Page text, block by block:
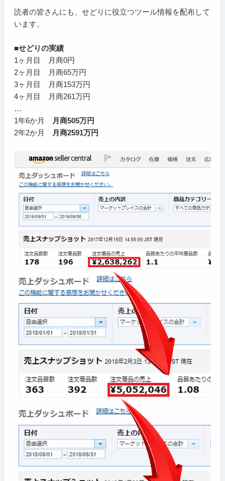
読者の皆さんにも、せどりに役立つツール情報を配布して
います。
■せどりの実績
1ヶ月目 月商0円
2ヶ月目 月商65万円
3ヶ月目 月商153万円
4ヶ月目 月商261万円
…
1年6か月
月商505万円
2年2か月
月商2591万円